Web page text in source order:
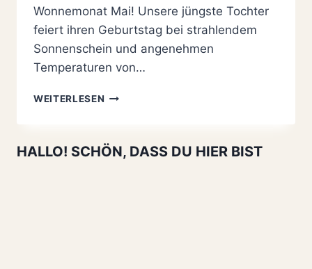
Wonnemonat Mai! Unsere jüngste Tochter
feiert ihren Geburtstag bei strahlendem
Sonnenschein und angenehmen
Temperaturen von…
WEITERLESEN DIY-
KINDERGEBURTSTAG
HALLO! SCHÖN, DASS DU HIER BIST